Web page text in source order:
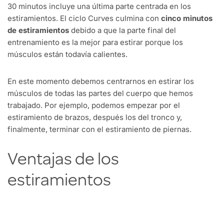
30 minutos incluye una última parte centrada en los
estiramientos. El ciclo Curves culmina con cinco minutos
de estiramientos debido a que la parte final del
entrenamiento es la mejor para estirar porque los
músculos están todavía calientes.
En este momento debemos centrarnos en estirar los
músculos de todas las partes del cuerpo que hemos
trabajado. Por ejemplo, podemos empezar por el
estiramiento de brazos, después los del tronco y,
finalmente, terminar con el estiramiento de piernas.
Ventajas de los
estiramientos